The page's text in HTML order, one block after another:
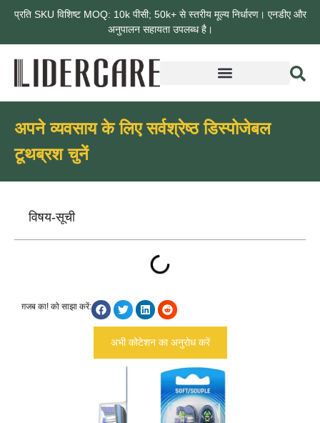
प्रति SKU विशिष्ट MOQ: 10k पीसी; 50k+ से स्तरीय मूल्य निर्धारण। एनडीए और
अनुपालन सहायता उपलब्ध है।
अपने व्यवसाय के लिए सर्वश्रेष्ठ डिस्पोजेबल
टूथब्रश चुनें
विषय-सूची
ग़जब का! को साझा करें:
अभी कोटेशन का अनुरोध करें